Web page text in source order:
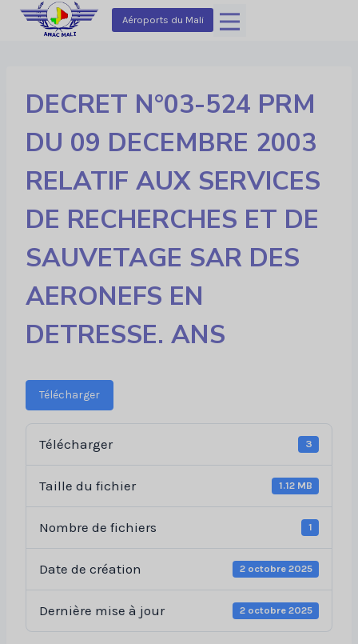
Aller
Aéroports du Mali
DECRET N°03-524 PRM
DU 09 DECEMBRE 2003
RELATIF AUX SERVICES
DE RECHERCHES ET DE
SAUVETAGE SAR DES
AERONEFS EN
DETRESSE. ANS
Télécharger
Télécharger 3
Taille du fichier 1.12 MB
Nombre de fichiers 1
Date de création 2 octobre 2025
Dernière mise à jour 2 octobre 2025